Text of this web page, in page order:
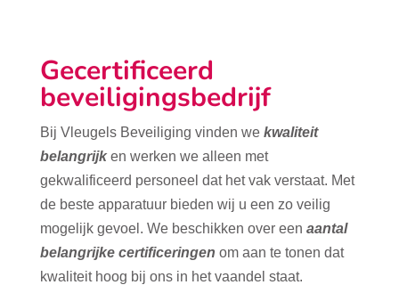
Gecertificeerd
beveiligingsbedrijf
Bij Vleugels Beveiliging vinden we kwaliteit
belangrijk en werken we alleen met
gekwalificeerd personeel dat het vak verstaat. Met
de beste apparatuur bieden wij u een zo veilig
mogelijk gevoel. We beschikken over een aantal
belangrijke certificeringen om aan te tonen dat
kwaliteit hoog bij ons in het vaandel staat.